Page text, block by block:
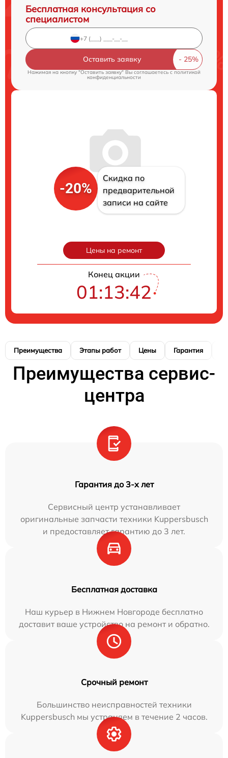
Бесплатная консультация со
специалистом
Оставить заявку
Нажимая на кнопку "Оставить заявку" Вы соглашаетесь c политикой
конфиденциальности
-20%
Скидка по
предварительной
записи на сайте
Цены на ремонт
Конец акции
01:13:41
Преимущества Этапы работ Цены Гарантия
Преимущества сервис-
центра
Гарантия до 3-х лет
Сервисный центр устанавливает
оригинальные запчасти техники Kuppersbusch
и предоставляет гарантию до 3 лет.
Бесплатная доставка
Наш курьер в Нижнем Новгороде бесплатно
доставит ваше устройство на ремонт и обратно.
Срочный ремонт
Большинство неисправностей техники
Kuppersbusch мы устраняем в течение 2 часов.